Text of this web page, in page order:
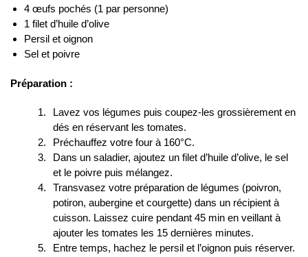
4 œufs pochés (1 par personne)
1 filet d’huile d’olive
Persil et oignon
Sel et poivre
Préparation :
Lavez vos légumes puis coupez-les grossièrement en
dés en réservant les tomates.
Préchauffez votre four à 160°C.
Dans un saladier, ajoutez un filet d’huile d’olive, le sel
et le poivre puis mélangez.
Transvasez votre préparation de légumes (poivron,
potiron, aubergine et courgette) dans un récipient à
cuisson. Laissez cuire pendant 45 min en veillant à
ajouter les tomates les 15 dernières minutes.
Entre temps, hachez le persil et l’oignon puis réserver.